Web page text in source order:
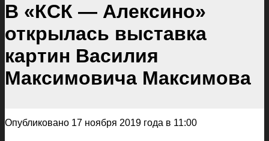
В «КСК — Алексино»
открылась выставка
картин Василия
Максимовича Максимова
Опубликовано 17 ноября 2019 года в 11:00